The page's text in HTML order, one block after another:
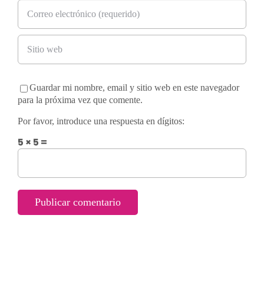
Guardar mi nombre, email y sitio web en este navegador
para la próxima vez que comente.
Por favor, introduce una respuesta en dígitos:
5 × 5 =